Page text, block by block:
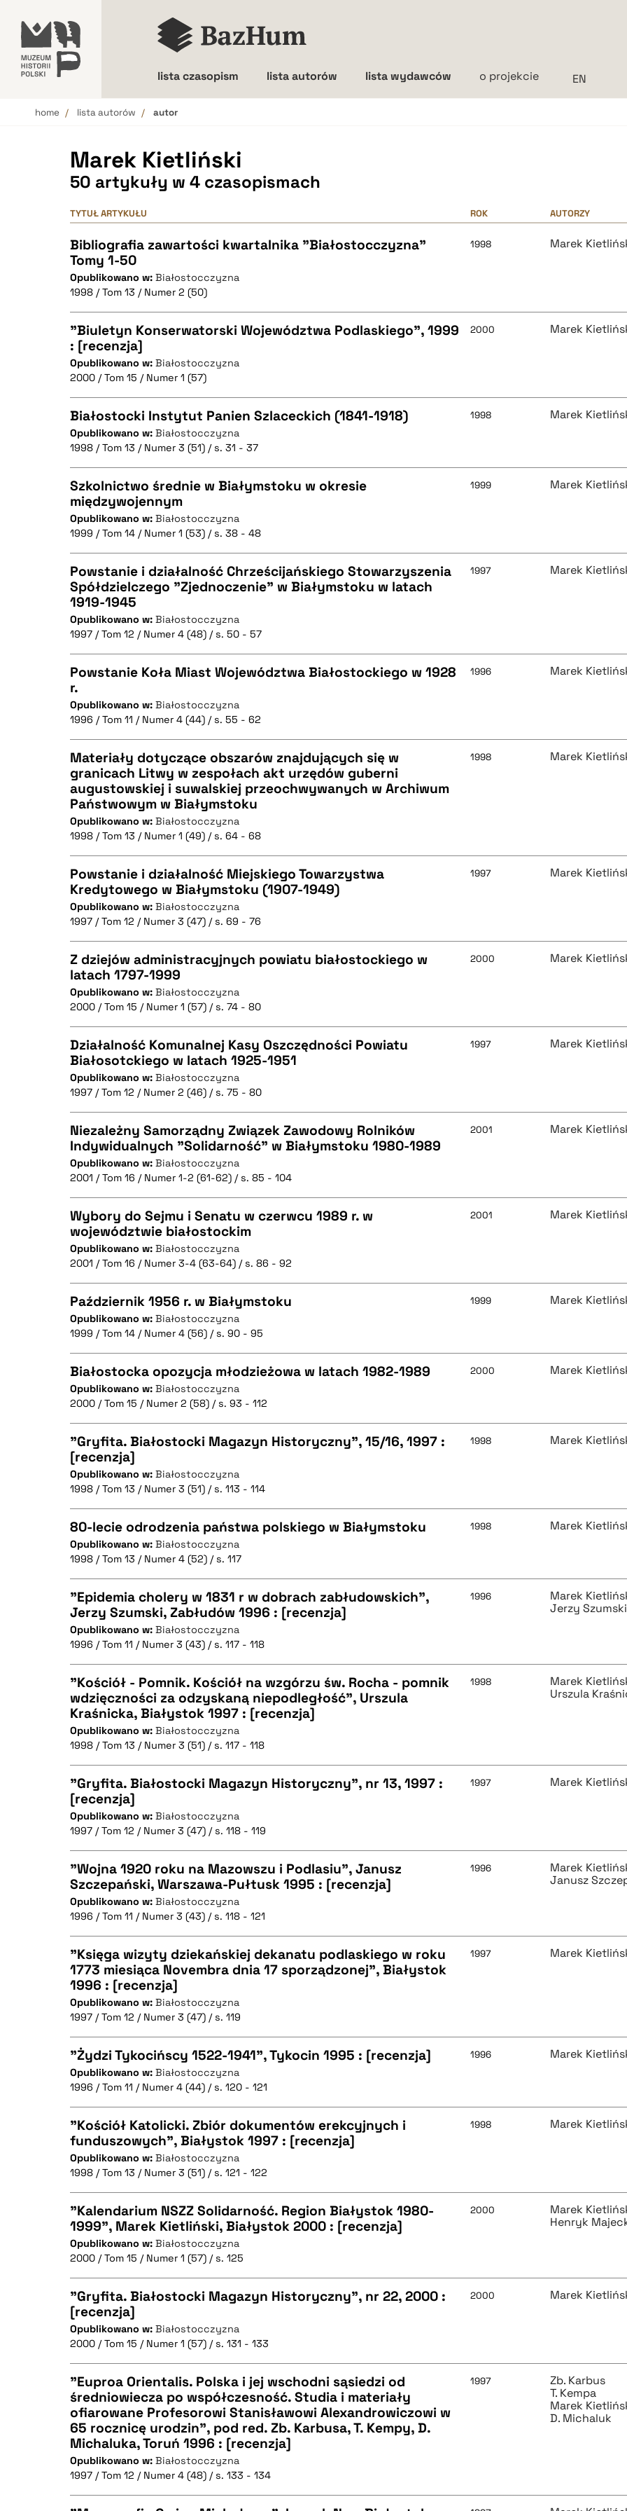
lista czasopism lista autorów lista wydawców o projekcie
home lista autorów autor
Marek Kietliński
50 artykuły w 4 czasopismach
TYTUŁ ARTYKUŁU ROK AUTORZY
Bibliografia zawartości kwartalnika "Białostocczyzna"
Tomy 1-50
Opublikowano w: Białostocczyzna
1998 / Tom 13 / Numer 2 (50)
1998 Marek
CZYSTY TEKST
BIBTEX
"Biuletyn Konserwatorski Województwa Podlaskiego", 1999
: [recenzja]
Opublikowano w: Białostocczyzna
2000 / Tom 15 / Numer 1 (57)
2000 Marek
CZYSTY TEKST
BIBTEX
Białostocki Instytut Panien Szlaceckich (1841-1918)
Opublikowano w: Białostocczyzna
1998 / Tom 13 / Numer 3 (51) / s. 31 - 37
1998 Marek
CZYSTY TEKST
BIBTEX
Szkolnictwo średnie w Białymstoku w okresie
międzywojennym
Opublikowano w: Białostocczyzna
1999 / Tom 14 / Numer 1 (53) / s. 38 - 48
1999 Marek
CZYSTY TEKST
Powstanie i działalność Chrześcijańskiego Stowarzyszenia
Spółdzielczego "Zjednoczenie" w Białymstoku w latach
1919-1945
Opublikowano w: Białostocczyzna
1997 / Tom 12 / Numer 4 (48) / s. 50 - 57
1997 Marek
CZYSTY TEKST
BIBTEX
Powstanie Koła Miast Województwa Białostockiego w 1928
r.
Opublikowano w: Białostocczyzna
1996 / Tom 11 / Numer 4 (44) / s. 55 - 62
1996 Marek
CZYSTY TEKST
BIBTEX
Materiały dotyczące obszarów znajdujących się w
granicach Litwy w zespołach akt urzędów guberni
augustowskiej i suwalskiej przeochwywanych w Archiwum
Państwowym w Białymstoku
Opublikowano w: Białostocczyzna
1998 / Tom 13 / Numer 1 (49) / s. 64 - 68
1998 Marek
CZYSTY TEKST
BIBTEX
Powstanie i działalność Miejskiego Towarzystwa
Kredytowego w Białymstoku (1907-1949)
Opublikowano w: Białostocczyzna
1997 / Tom 12 / Numer 3 (47) / s. 69 - 76
1997 Marek
CZYSTY TEKST
BIBTEX
Z dziejów administracyjnych powiatu białostockiego w
latach 1797-1999
Opublikowano w: Białostocczyzna
2000 / Tom 15 / Numer 1 (57) / s. 74 - 80
2000 Marek
CZYSTY TEKST
BIBTEX
Działalność Komunalnej Kasy Oszczędności Powiatu
Białosotckiego w latach 1925-1951
Opublikowano w: Białostocczyzna
1997 / Tom 12 / Numer 2 (46) / s. 75 - 80
1997 Marek
CZYSTY TEKST
BIBTEX
Niezależny Samorządny Związek Zawodowy Rolników
Indywidualnych "Solidarność" w Białymstoku 1980-1989
Opublikowano w: Białostocczyzna
2001 / Tom 16 / Numer 1-2 (61-62) / s. 85 - 104
2001 Marek
CZYSTY TEKST
BIBTEX
Wybory do Sejmu i Senatu w czerwcu 1989 r. w
województwie białostockim
Opublikowano w: Białostocczyzna
2001 / Tom 16 / Numer 3-4 (63-64) / s. 86 - 92
2001 Marek
CZYSTY TEKST
BIBTEX
Październik 1956 r. w Białymstoku
Opublikowano w: Białostocczyzna
1999 / Tom 14 / Numer 4 (56) / s. 90 - 95
1999 Marek
CZYSTY TEKST
BIBTEX
Białostocka opozycja młodzieżowa w latach 1982-1989
Opublikowano w: Białostocczyzna
2000 / Tom 15 / Numer 2 (58) / s. 93 - 112
2000 Marek
CZYSTY TEKST
BIBTEX
"Gryfita. Białostocki Magazyn Historyczny", 15/16, 1997 :
[recenzja]
Opublikowano w: Białostocczyzna
1998 / Tom 13 / Numer 3 (51) / s. 113 - 114
1998 Marek
CZYSTY TEKST
BIBTEX
80-lecie odrodzenia państwa polskiego w Białymstoku
Opublikowano w: Białostocczyzna
1998 / Tom 13 / Numer 4 (52) / s. 117
1998 Marek
CZYSTY TEKST
BIBTEX
"Epidemia cholery w 1831 r w dobrach zabłudowskich",
Jerzy Szumski, Zabłudów 1996 : [recenzja]
Opublikowano w: Białostocczyzna
1996 / Tom 11 / Numer 3 (43) / s. 117 - 118
1996
Marek
Jerzy Szumski
CZYSTY TEKST
BIBTEX
"Kościół - Pomnik. Kościół na wzgórzu św. Rocha - pomnik
wdzięczności za odzyskaną niepodległość", Urszula
Kraśnicka, Białystok 1997 : [recenzja]
Opublikowano w: Białostocczyzna
1998 / Tom 13 / Numer 3 (51) / s. 117 - 118
1998
Marek
Urszula
CZYSTY TEKST
BIBTEX
"Gryfita. Białostocki Magazyn Historyczny", nr 13, 1997 :
[recenzja]
Opublikowano w: Białostocczyzna
1997 / Tom 12 / Numer 3 (47) / s. 118 - 119
1997 Marek
CZYSTY TEKST
BIBTEX
"Wojna 1920 roku na Mazowszu i Podlasiu", Janusz
Szczepański, Warszawa-Pułtusk 1995 : [recenzja]
Opublikowano w: Białostocczyzna
1996 / Tom 11 / Numer 3 (43) / s. 118 - 121
1996
Marek
Janusz
CZYSTY TEKST
BIBTEX
"Księga wizyty dziekańskiej dekanatu podlaskiego w roku
1773 miesiąca Novembra dnia 17 sporządzonej", Białystok
1996 : [recenzja]
Opublikowano w: Białostocczyzna
1997 / Tom 12 / Numer 3 (47) / s. 119
1997 Marek
CZYSTY TEKST
BIBTEX
"Żydzi Tykocińscy 1522-1941", Tykocin 1995 : [recenzja]
Opublikowano w: Białostocczyzna
1996 / Tom 11 / Numer 4 (44) / s. 120 - 121
1996 Marek
CZYSTY TEKST
BIBTEX
"Kościół Katolicki. Zbiór dokumentów erekcyjnych i
funduszowych", Białystok 1997 : [recenzja]
Opublikowano w: Białostocczyzna
1998 / Tom 13 / Numer 3 (51) / s. 121 - 122
1998 Marek
CZYSTY TEKST
BIBTEX
"Kalendarium NSZZ Solidarność. Region Białystok 1980-
1999", Marek Kietliński, Białystok 2000 : [recenzja]
Opublikowano w: Białostocczyzna
2000 / Tom 15 / Numer 1 (57) / s. 125
2000
Marek
Henryk
CZYSTY TEKST
BIBTEX
"Gryfita. Białostocki Magazyn Historyczny", nr 22, 2000 :
[recenzja]
Opublikowano w: Białostocczyzna
2000 / Tom 15 / Numer 1 (57) / s. 131 - 133
2000 Marek
CZYSTY TEKST
BIBTEX
"Euproa Orientalis. Polska i jej wschodni sąsiedzi od
średniowiecza po współczesność. Studia i materiały
ofiarowane Profesorowi Stanisławowi Alexandrowiczowi w
65 rocznicę urodzin", pod red. Zb. Karbusa, T. Kempy, D.
Michaluka, Toruń 1996 : [recenzja]
Opublikowano w: Białostocczyzna
1997 / Tom 12 / Numer 4 (48) / s. 133 - 134
1997
Zb. Karbus
T. Kempa
Marek
D. Michaluk